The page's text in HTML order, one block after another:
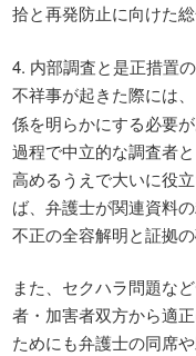
拾と再発防止に向けた
4. 内部調査と是正措置
不祥事が起きた際には
係を明らかにする必要
過程で中立的な調査者
高めるうえで大いに役
ば、弁護士が関連資料
不正の全容解明と証拠の
また、セクハラ問題な
者・加害者双方から適
ためにも弁護士の同席